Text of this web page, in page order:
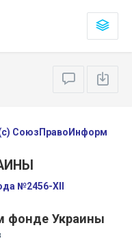
СоюзПравоИнформ
№2456-XII
фонде Украины